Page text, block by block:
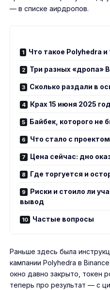
— в списке аирдропов.
Что такое Polyhedra
Три разных «дропа»
Сколько раздали в
Крах 15 июня 2025
Байбек, которого не
Что стало с проектом
Цена сейчас: дно
Где торгуется и
Риски и стоило ли
вывод
Частые вопросы
Раньше здесь была
кампании Polyhedra в
окно давно закрыто, токен
теперь про результат — с